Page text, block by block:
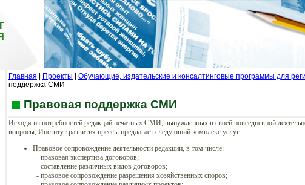
Главная Проекты Обучающие, издательские и консалтинговые программы для
поддержка СМИ
Правовая поддержка СМИ
Исходя из потребностей редакций печатных СМИ, вынужденных в своей повседневной
вопросы, Институт развития прессы предлагает следующий комплекс услуг:
Правовое сопровождение деятельности редакции, в том числе:
- правовая экспертиза договоров;
- составление различных видов договоров;
- правовое сопровождение разрешения хозяйственных споров;